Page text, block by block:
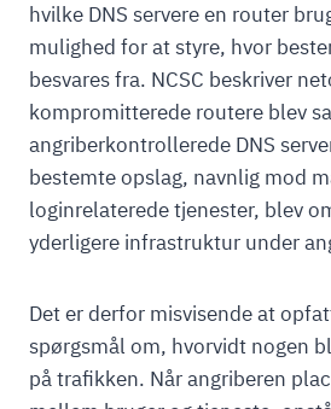
hvilke DNS servere en router
mulighed for at styre, hvor
besvares fra. NCSC beskriver
kompromitterede routere blev
angriberkontrollerede DNS
bestemte opslag, navnlig mod
loginrelaterede tjenester, blev
yderligere infrastruktur under
Det er derfor misvisende at
spørgsmål om, hvorvidt nogen
på trafikken. Når angriberen